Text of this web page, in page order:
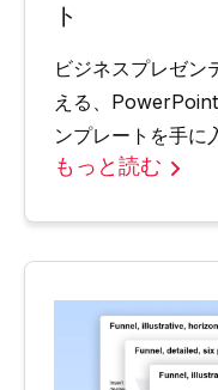
ト
ビジネスプレゼン
える、
ンプレートを手に
もっと読む